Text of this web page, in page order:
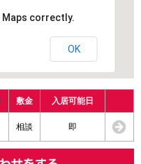
Maps correctly.
OK
敷金 入居可能日
相談 即